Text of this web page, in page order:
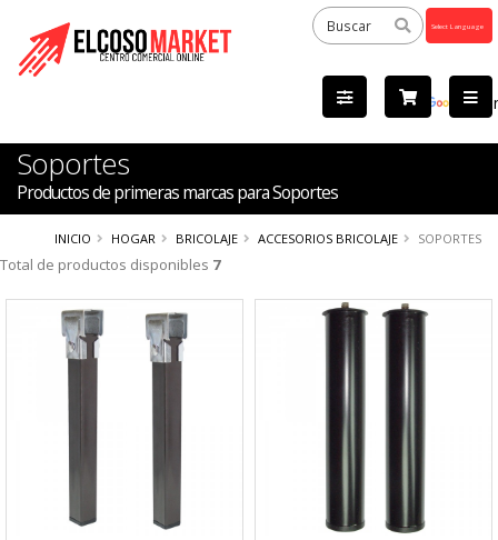
by
Soportes
Productos de primeras marcas para Soportes
INICIO HOGAR BRICOLAJE ACCESORIOS BRICOLAJE SOPORTES
Total de productos disponibles 7